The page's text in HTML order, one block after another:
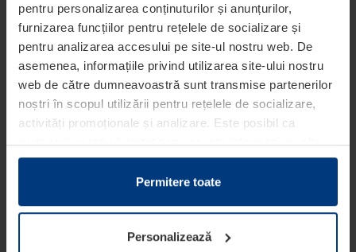
pentru personalizarea conținuturilor și anunțurilor,
furnizarea funcțiilor pentru rețelele de socializare și
pentru analizarea accesului pe site-ul nostru web. De
asemenea, informațiile privind utilizarea site-ului nostru
web de către dumneavoastră sunt transmise partenerilor
noștri în scopul utilizării pentru rețelele de socializare,
activități promoționale și analizare. Este posibil ca
partenerii noștri să sintetizeze aceste informații cu alte
date pe care dumneavoastră le-ați pus la dispoziția
acestora ori care au fost colectate în cadrul utilizării
Din punct de vedere legal, putem stoca fișiere cookie pe
dispozitivul dumneavoastră în cazul în care acestea sunt
Permitere toate
Personalizează